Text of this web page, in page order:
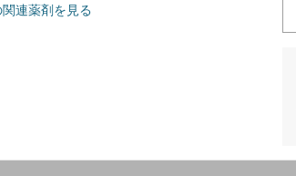
連薬剤を見る